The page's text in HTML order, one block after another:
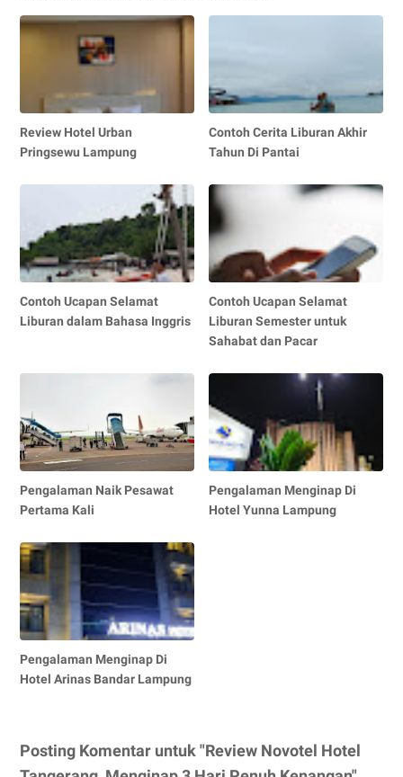
Review Hotel Urban
Pringsewu Lampung
Contoh Cerita Liburan Akhir
Tahun Di Pantai
Contoh Ucapan Selamat
Liburan dalam Bahasa Inggris
Contoh Ucapan Selamat
Liburan Semester untuk
Sahabat dan Pacar
Pengalaman Naik Pesawat
Pertama Kali
Pengalaman Menginap Di
Hotel Yunna Lampung
Pengalaman Menginap Di
Hotel Arinas Bandar Lampung
Posting Komentar untuk "Review Novotel Hotel